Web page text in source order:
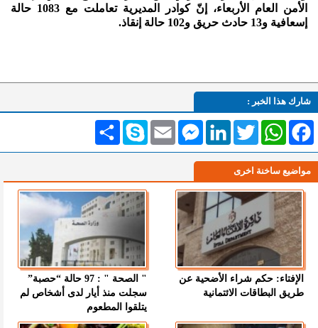
الأمن العام الأربعاء، إنّ كوادر المديرية تعاملت مع 1083 حالة
إسعافية و13 حادث حريق و102 حالة إنقاذ.
شارك هذا الخبر :
انشر Skype Email
MessengerLinkedInTwitterWhatsAppFacebook
مواضيع ساخنة اخرى
الإفتاء: حكم شراء الأضحية عن
طريق البطاقات الائتمانية
" الصحة " : 97 حالة “حصبة”
سجلت منذ أيار لدى أشخاص لم
يتلقوا المطعوم